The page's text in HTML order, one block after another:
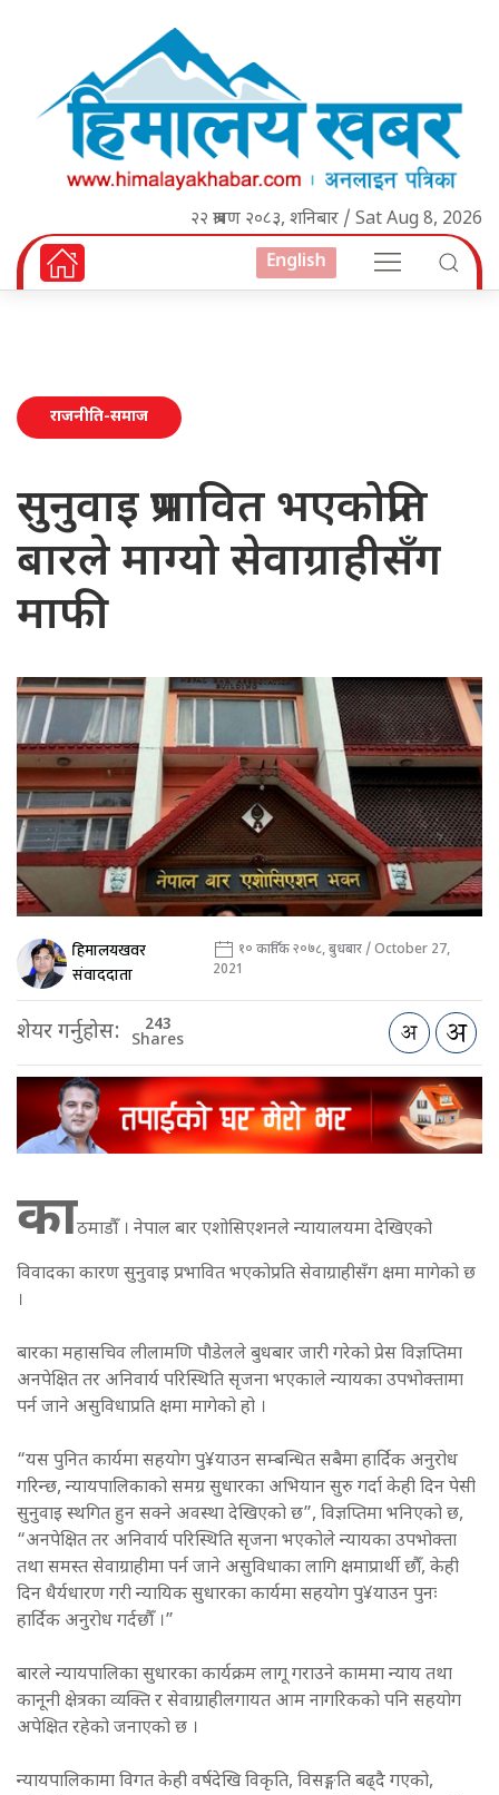
२२ श्रावण २०८३, शनिबार / Sat Aug 8, 2026
English
राजनीति-समाज
सुनुवाइ प्रभावित भएकोप्रति
बारले माग्यो सेवाग्राहीसँग
माफी
हिमालयखवर
संवाददाता
१० कार्तिक २०७८, बुधबार / October 27,
2021
शेयर गर्नुहोस: 243
Shares
काठमाडौँ । नेपाल बार एशोसिएशनले न्यायालयमा देखिएको
विवादका कारण सुनुवाइ प्रभावित भएकोप्रति सेवाग्राहीसँग क्षमा मागेको छ
।
बारका महासचिव लीलामणि पौडेलले बुधबार जारी गरेको प्रेस विज्ञप्तिमा
अनपेक्षित तर अनिवार्य परिस्थिति सृजना भएकाले न्यायका उपभोक्तामा
पर्न जाने असुविधाप्रति क्षमा मागेको हो ।
“यस पुनित कार्यमा सहयोग पु¥याउन सम्बन्धित सबैमा हार्दिक अनुरोध
गरिन्छ, न्यायपालिकाको समग्र सुधारका अभियान सुरु गर्दा केही दिन पेसी
सुनुवाइ स्थगित हुन सक्ने अवस्था देखिएको छ”, विज्ञप्तिमा भनिएको छ,
“अनपेक्षित तर अनिवार्य परिस्थिति सृजना भएकोले न्यायका उपभोक्ता
तथा समस्त सेवाग्राहीमा पर्न जाने असुविधाका लागि क्षमाप्रार्थी छौँ, केही
दिन धैर्यधारण गरी न्यायिक सुधारका कार्यमा सहयोग पु¥याउन पुनः
हार्दिक अनुरोध गर्दछौँ ।”
बारले न्यायपालिका सुधारका कार्यक्रम लागू गराउने काममा न्याय तथा
कानूनी क्षेत्रका व्यक्ति र सेवाग्राहीलगायत आम नागरिकको पनि सहयोग
अपेक्षित रहेको जनाएको छ ।
न्यायपालिकामा विगत केही वर्षदेखि विकृति, विसङ्गति बढ्दै गएको,